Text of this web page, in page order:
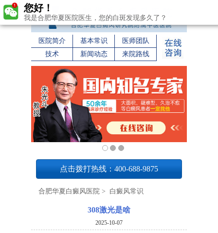
医院简介 基本常识
医师团队
技术
新闻动态 来院路线
点击拨打热线：400-688-9875
合肥华夏白癜风医院 > 白癜风常识
308激光是啥
2025-10-07
您好！
我是合肥华夏医院医生，您的白斑发现多久了？